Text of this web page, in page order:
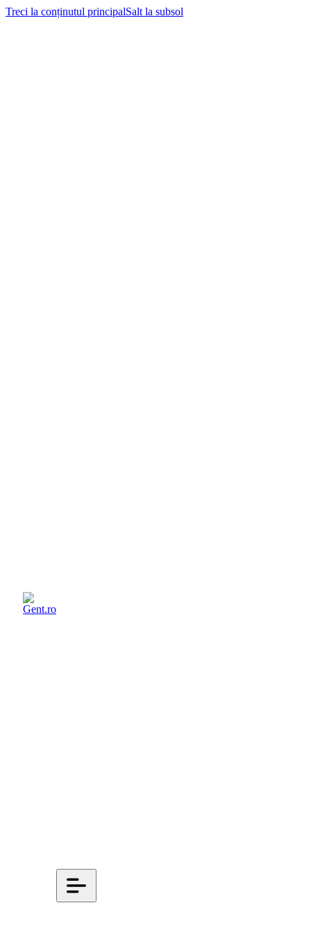
Treci la conținutul principalSalt la subsol